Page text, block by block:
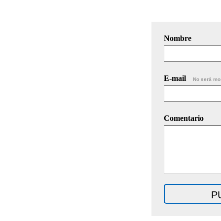
Nombre
E-mail No será
Comentario